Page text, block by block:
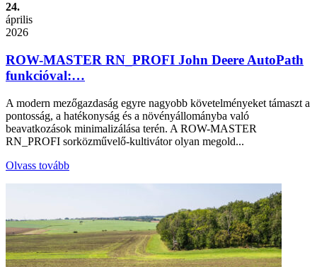
24.
április
2026
ROW-MASTER RN_PROFI John Deere AutoPath
funkcióval:…
A modern mezőgazdaság egyre nagyobb követelményeket támaszt a
pontosság, a hatékonyság és a növényállományba való
beavatkozások minimalizálása terén. A ROW-MASTER
RN_PROFI sorközművelő-kultivátor olyan megold...
Olvass tovább